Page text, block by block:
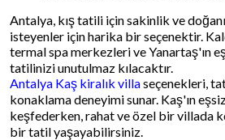
Antalya, kış tatili için sakinlik ve
isteyenler için harika bir seçenektir.
termal spa merkezleri ve Yanartaş'ın
tatilinizi unutulmaz kılacaktır.
Antalya Kaş kiralık villaseçenekleri,
konaklama deneyimi sunar. Kaş'ın
keşfederken, rahat ve özel bir villada
bir tatil yaşayabilirsiniz.